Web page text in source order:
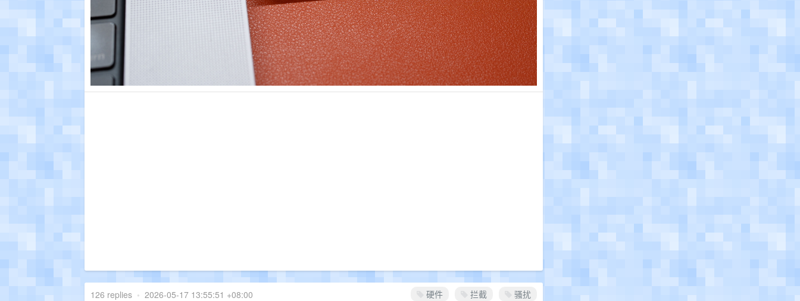
硬件 拦截 骚扰
126 replies • 2026-05-17 13:55:51 +08:00